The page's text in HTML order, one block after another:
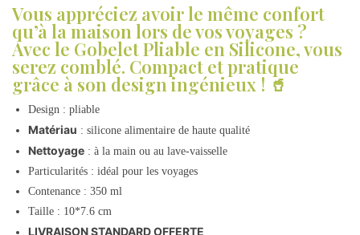
Vous appréciez avoir le même confort
qu’à la maison lors de vos voyages ?
Avec le Gobelet Pliable en Silicone, vous
serez comblé. Compact et pratique
grâce à son design ingénieux ! 🥤
Design : pliable
Matériau : silicone alimentaire de haute qualité
Nettoyage : à la main ou au lave-vaisselle
Particularités : idéal pour les voyages
Contenance : 350 ml
Taille : 10*7.6 cm
LIVRAISON STANDARD OFFERTE